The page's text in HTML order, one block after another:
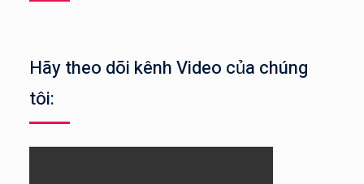
Hãy theo dõi kênh Video của chúng
tôi: